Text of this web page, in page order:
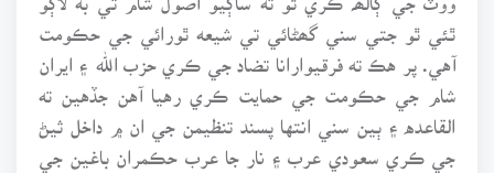
ٿئي ٿو جتي سني گھڻائي تي شيعه ٿورائي جي حڪومت
آهي. پر هڪ ته فرقيوارانا تضاد جي ڪري حزب الله ۽ ايران
شام جي حڪومت جي حمايت ڪري رهيا آهن جڏهين ته
القاعده ۽ ٻين سني انتها پسند تنظيمن جي ان ۾ داخل ثيڻ
جي ڪري سعودي عرب ۽ نار جا عرب حڪمران باغين جي